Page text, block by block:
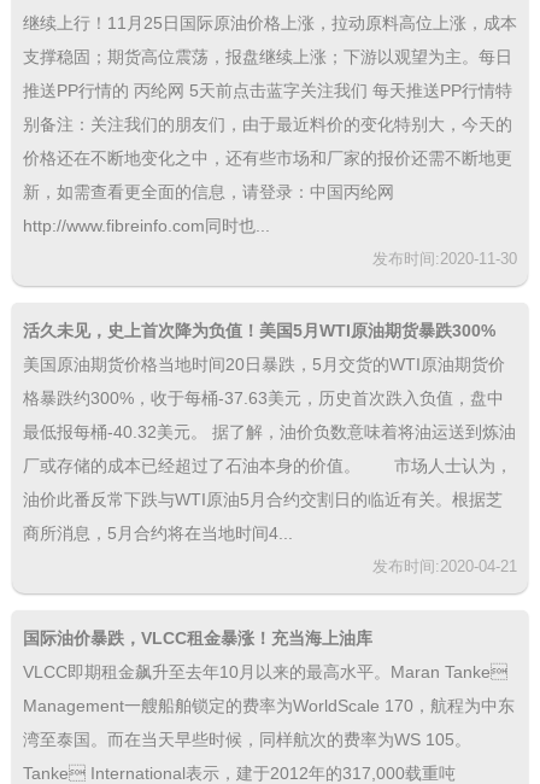
固；期货高位震荡，报盘继续上涨
继续上行！11月25日国际原油价格上涨，拉动原料高位上涨，成本
支撑稳固；期货高位震荡，报盘继续上涨；下游以观望为主。每日
推送PP行情的 丙纶网 5天前点击蓝字关注我们 每天推送PP行情特
别备注：关注我们的朋友们，由于最近料价的变化特别大，今天的
价格还在不断地变化之中，还有些市场和厂家的报价还需不断地更
新，如需查看更全面的信息，请登录：中国丙纶网
http://www.fibreinfo.com同时也...
发布时间:2020-11-30
活久未见，史上首次降为负值！美国5月WTI原油期货暴跌300%
美国原油期货价格当地时间20日暴跌，5月交货的WTI原油期货价
格暴跌约300%，收于每桶-37.63美元，历史首次跌入负值，盘中
最低报每桶-40.32美元。 据了解，油价负数意味着将油运送到炼油
厂或存储的成本已经超过了石油本身的价值。 市场人士认为，
油价此番反常下跌与WTI原油5月合约交割日的临近有关。根据芝
商所消息，5月合约将在当地时间4...
发布时间:2020-04-21
国际油价暴跌，VLCC租金暴涨！充当海上油库
VLCC即期租金飙升至去年10月以来的最高水平。Maran Tanke
Management一艘船舶锁定的费率为WorldScale 170，航程为中东
湾至泰国。而在当天早些时候，同样航次的费率为WS 105。
Tanke International表示，建于2012年的317,000载重吨